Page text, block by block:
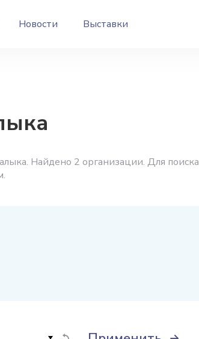
Новости Выставки
Найдено 2 организации. Для поиска